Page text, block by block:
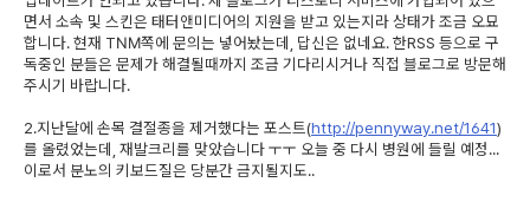
면서 소속 및 스킨은 태터앤미디어의 지원을 받고 있는지라 상태가 조금 오묘
합니다. 현재 TNM쪽에 문의는 넣어놨는데, 답신은 없네요. 한RSS 등으로 구
독중인 분들은 문제가 해결될때까지 조금 기다리시거나 직접 블로그로 방문해
주시기 바랍니다.
2.지난달에 손목 결절종을 제거했다는 포스트(http://pennyway.net/1641)
를 올렸었는데, 재발크리를 맞았습니다 ㅜㅜ 오늘 중 다시 병원에 들릴 예정...
이로서 분노의 키보드질은 당분간 금지될지도..